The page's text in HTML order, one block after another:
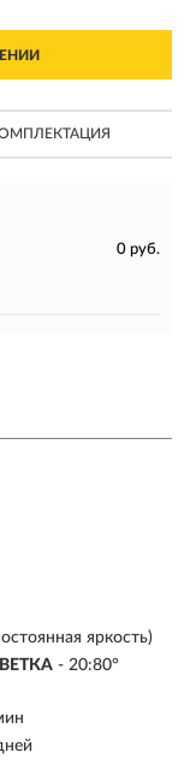
0 руб.
яркость)
- 20:80°